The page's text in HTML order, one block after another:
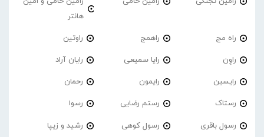
هانتر
راه مج راهمج راوتین
راوِن رایا سمیعی رایان آراد
رایسین رایمون رحمان
رستاک رستم رضایی رسوا
رسول باقری رسول کوهی رشید و زیپا